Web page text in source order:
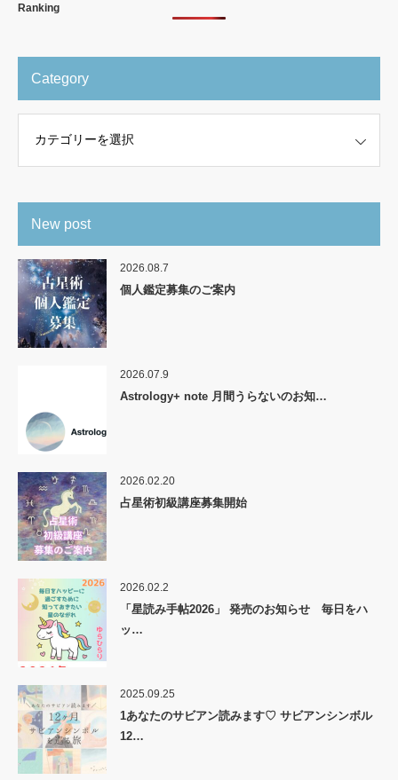
Ranking
Category
New post
2026.08.7
個人鑑定募集のご案内
2026.07.9
Astrology+ note 月間うらないのお知…
2026.02.20
占星術初級講座募集開始
2026.02.2
「星読み手帖2026」 発売のお知らせ 毎日をハ
ッ…
2025.09.25
1あなたのサビアン読みます♡ サビアンシンボル
12…